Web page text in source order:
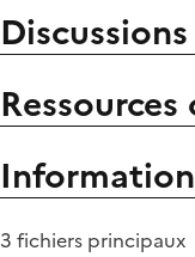
Discussions
3 fichiers principaux